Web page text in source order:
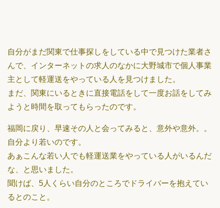
自分がまだ関東で仕事探しをしている中で見つけた業者さ
んで、インターネットの求人のなかに大野城市で個人事業
主として軽運送をやっている人を見つけました。
まだ、関東にいるときに直接電話をして一度お話をしてみ
ようと時間を取ってもらったのです。
福岡に戻り、早速その人と会ってみると、意外や意外。。
自分より若いのです。
あぁこんな若い人でも軽運送業をやっている人がいるんだ
な、と思いました。
聞けば、5人くらい自分のところでドライバーを抱えてい
るとのこと。